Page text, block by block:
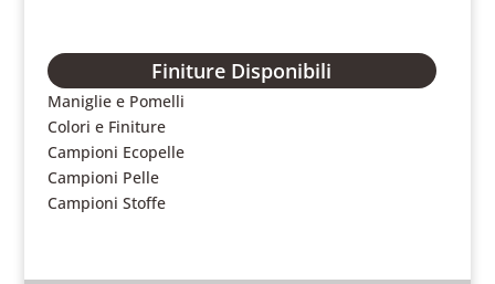
Finiture Disponibili
Maniglie e Pomelli
Colori e Finiture
Campioni Ecopelle
Campioni Pelle
Campioni Stoffe